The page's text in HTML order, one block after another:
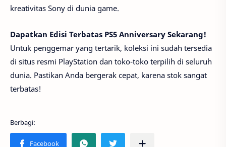
kreativitas Sony di dunia game.
Dapatkan Edisi Terbatas PS5 Anniversary Sekarang!
Untuk penggemar yang tertarik, koleksi ini sudah tersedia
di situs resmi PlayStation dan toko-toko terpilih di seluruh
dunia. Pastikan Anda bergerak cepat, karena stok sangat
terbatas!